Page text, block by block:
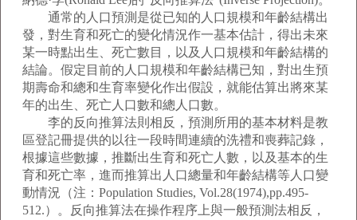
通常的人口預測是從已知的人口規模和年齡結構出
發，對生育和死亡的變化情況作一基本估計，得出未來
某一時點出生、死亡數目，以及人口規模和年齡結構的
結論。假定目前的人口規模和年齡結構已知，對出生預
期壽命和總和生育率變化作出假設，就能估算出將來某
年的出生、死亡人口數和總人口數。
李的反向推算法則相反，預測所用的基本材料是教
區登記冊提供的以往一段時間連續的洗禮和喪葬記錄，
根據這些數據，推斷出生育和死亡人數，以及基本的生
育和死亡率，進而推算出人口總量和年齡結構等人口變
動情況（注：Population Studies, Vol.28(1974),pp.495-
512.）。反向推算法在操作程序上與一般預測法相反，